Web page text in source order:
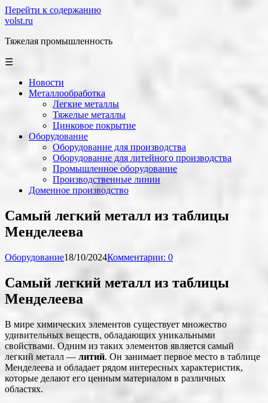
Перейти к содержанию
volst.ru
Тяжелая промышленность
☰
Новости
Металлообработка
Легкие металлы
Тяжелые металлы
Цинковое покрытие
Оборудование
Оборудование для производства
Оборудование для литейного производства
Промышленное оборудование
Производственные линии
Доменное производство
Самый легкий металл из таблицы
Менделеева
Оборудование18/10/2024Комментарии: 0
Самый легкий металл из таблицы
Менделеева
В мире химических элементов существует множество
удивительных веществ, обладающих уникальными
свойствами. Одним из таких элементов является самый
легкий металл ― литий. Он занимает первое место в таблице
Менделеева и обладает рядом интересных характеристик,
которые делают его ценным материалом в различных
областях.